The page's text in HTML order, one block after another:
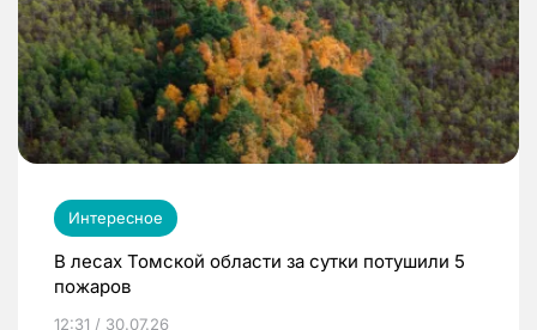
Интересное
В лесах Томской области за сутки потушили 5
пожаров
12:31 / 30.07.26